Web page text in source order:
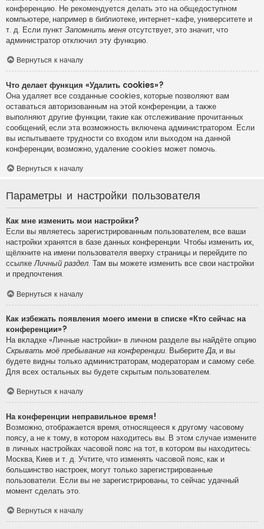
конференцию. Не рекомендуется делать это на общедоступном
компьютере, например в библиотеке, интернет-кафе, университете и
т. д. Если пункт Запомнить меня отсутствует, это значит, что
администратор отключил эту функцию.
Вернуться к началу
Что делает функция «Удалить cookies»?
Она удаляет все созданные cookies, которые позволяют вам
оставаться авторизованным на этой конференции, а также
выполняют другие функции, такие как отслеживание прочитанных
сообщений, если эта возможность включена администратором. Если
вы испытываете трудности со входом или выходом на данной
конференции, возможно, удаление cookies может помочь.
Вернуться к началу
Параметры и настройки пользователя
Как мне изменить мои настройки?
Если вы являетесь зарегистрированным пользователем, все ваши
настройки хранятся в базе данных конференции. Чтобы изменить их,
щёлкните на имени пользователя вверху страницы и перейдите по
ссылкеЛичный раздел. Там вы можете изменить все свои настройки
и предпочтения.
Вернуться к началу
Как избежать появления моего имени в списке «Кто сейчас на
конференции»?
На вкладке «Личные настройки» в личном разделе вы найдёте опцию
Скрывать моё пребывание на конференции. ВыберитеДа, и вы
будете видны только администраторам, модераторам и самому себе.
Для всех остальных вы будете скрытым пользователем.
Вернуться к началу
На конференции неправильное время!
Возможно, отображается время, относящееся к другому часовому
поясу, а не к тому, в котором находитесь вы. В этом случае измените
в личных настройках часовой пояс на тот, в котором вы находитесь:
Москва, Киев и т. д. Учтите, что изменять часовой пояс, как и
большинство настроек, могут только зарегистрированные
пользователи. Если вы не зарегистрированы, то сейчас удачный
момент сделать это.
Вернуться к началу